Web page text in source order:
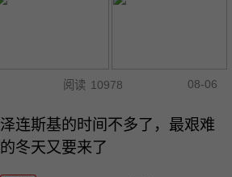
阅读 10978 08-06
泽连斯基的时间不多了，最艰难
的冬天又要来了